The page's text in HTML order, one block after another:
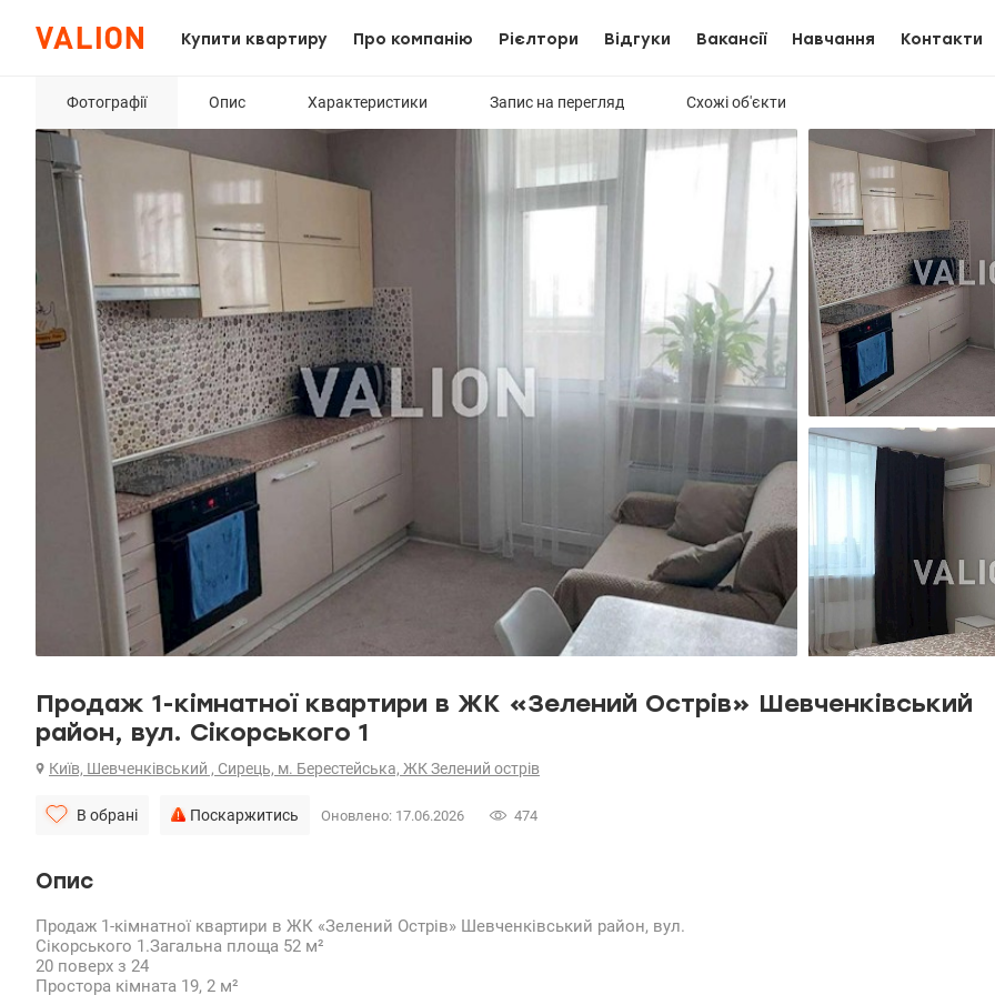
Купити квартиру Про компанію Рієлтори Відгуки Вакансії Навчання Контакти
Фотографії Опис Характеристики Запис на перегляд Схожі об'єкти
Продаж 1-кімнатної квартири в ЖК «Зелений Острів» Шевченківський
район, вул. Сікорського 1
Київ, Шевченківський , Сирець, м. Берестейська, ЖК Зелений острів
В обрані Поскаржитись Оновлено: 17.06.2026 474
Опис
Продаж 1-кімнатної квартири в ЖК «Зелений Острів» Шевченківський район, вул.
Сікорського 1.Загальна площа 52 м²
20 поверх з 24
Простора кімната 19, 2 м²